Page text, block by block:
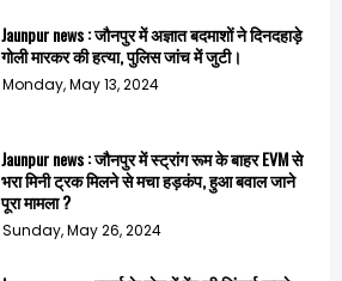
Jaunpur news : जौनपुर में अज्ञात बदमाशों ने दिनदहाड़े
गोली मारकर की हत्या, पुलिस जांच में जुटी।
Monday, May 13, 2024
Jaunpur news : जौनपुर में स्ट्रांग रूम के बाहर EVM से
भरा मिनी ट्रक मिलने से मचा हड़कंप, हुआ बवाल जाने
पूरा मामला ?
Sunday, May 26, 2024